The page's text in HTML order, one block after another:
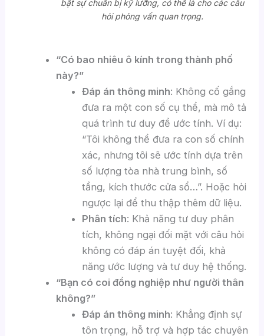
bật sự chuẩn bị kỹ lưỡng, có thể là cho các câu
hỏi phỏng vấn quan trọng.
“Có bao nhiêu ô kính trong thành phố
này?”
Đáp án thông minh: Không cố gắng
đưa ra một con số cụ thể, mà mô tả
quá trình tư duy để ước tính. Ví dụ:
“Tôi không thể đưa ra con số chính
xác, nhưng tôi sẽ ước tính dựa trên
số lượng tòa nhà trung bình, số
tầng, kích thước cửa sổ…”. Hoặc hỏi
ngược lại để thu thập thêm dữ liệu.
Phân tích: Khả năng tư duy phân
tích, không ngại đối mặt với câu hỏi
không có đáp án tuyệt đối, khả
năng ước lượng và tư duy hệ thống.
“Bạn có coi đồng nghiệp như người thân
không?”
Đáp án thông minh: Khẳng định sự
tôn trọng, hỗ trợ và hợp tác chuyên